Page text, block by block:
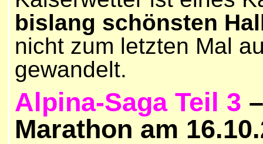
bislang schönsten
nicht zum letzten Mal
gewandelt.
Alpina-Saga Teil 3
Marathon am